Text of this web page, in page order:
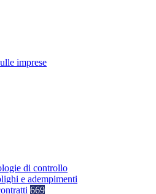
imprese
di controllo
e adempimenti
669